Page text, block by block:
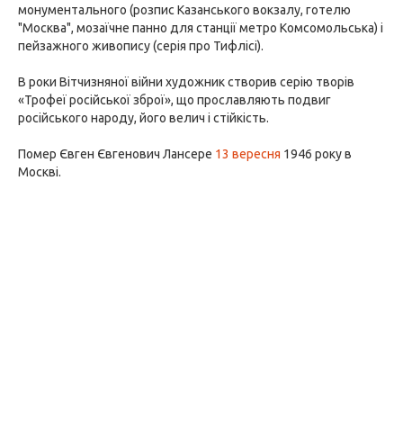
монументального (розпис Казанського вокзалу, готелю
"Москва", мозаїчне панно для станції метро Комсомольська) і
пейзажного живопису (серія про Тифлісі).
В роки Вітчизняної війни художник створив серію творів
«Трофеї російської зброї», що прославляють подвиг
російського народу, його велич і стійкість.
Помер Євген Євгенович Лансере 13 вересня 1946 року в
Москві.